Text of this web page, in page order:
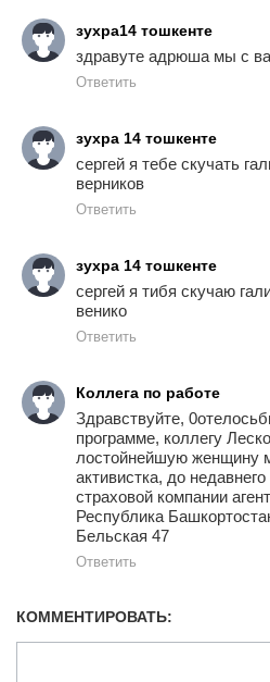
зухра14 тошкенте
здравуте адрюша мы с
Ответить
зухра 14 тошкенте
сергей я тебе скучать
верников
Ответить
зухра 14 тошкенте
сергей я тибя скучаю
венико
Ответить
Коллега по работе
Здравствуйте,
программе, коллегу
лостойнейшую женщину
активистка, до
страховой компании
Республика
Бельская 47
Ответить
КОММЕНТИРОВАТЬ: